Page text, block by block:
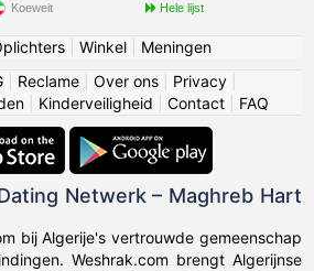
Koeweit Hele lijst
| Winkel| Meningen
Reclame Over ons Privacy
Kinderveiligheid Contact FAQ
Netwerk – Maghreb Hart
bij Algerije's vertrouwde gemeenschap
Weshrak.com brengt Algerijnse